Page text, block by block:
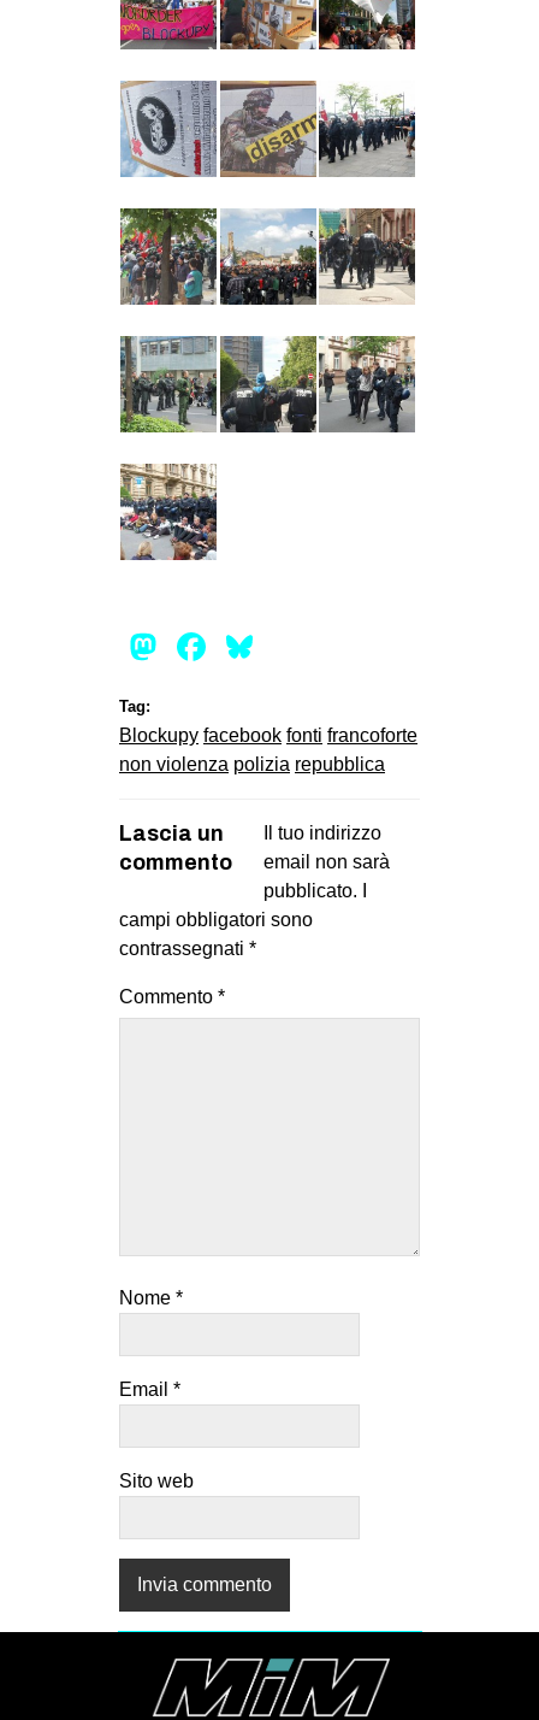
Mastodon
Facebook
Tag:
Blockupy facebook fonti francoforte
non violenza polizia repubblica
Lascia un
commento
Il tuo indirizzo
email non sarà
pubblicato.
campi obbligatori sono
contrassegnati *
Commento *
Nome *
Email *
Sito web